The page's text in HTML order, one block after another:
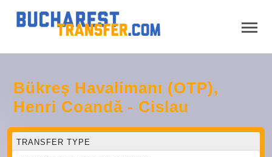
Bükreş Havalimanı (OTP),
Henri Coandă - Cislau
TRANSFER TYPE